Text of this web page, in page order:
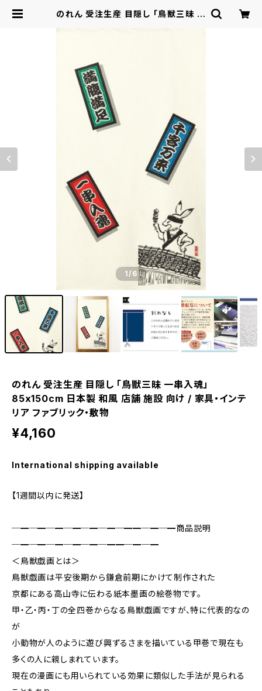
のれん 受注生産 目隠し 「鳥獣三昧 一
1/6
のれん 受注生産 目隠し 「鳥獣三昧 一串入魂」
85x150cm 日本製 和風 店舗 施設 向け / 家具・インテ
リア ファブリック・敷物
¥4,160
International shipping available
【1週間以内に発送】
─━─━─━─━─━─━─━━─━─━商品説明
─━─━─━─━─━─━━─━─━
＜鳥獣戯画とは＞
鳥獣戯画は平安後期から鎌倉前期にかけて制作された
京都にある高山寺に伝わる紙本墨画の絵巻物です。
甲・乙・丙・丁の全四巻からなる鳥獣戯画ですが、特に代表的なの
が
小動物が人のように遊び興ずるさまを描いている甲巻で現在も
多くの人に親しまれています。
現在の漫画にも用いられている効果に類似した手法が見られる